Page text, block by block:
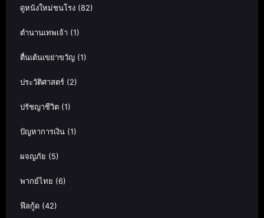
ดูหนังใหม่ชนโรง (82)
ตำนานเทพเจ้า (1)
ตื่นเต้นเขย่าขวัญ (1)
ประวัติศาสตร์ (2)
ปรัชญาชีวิต (1)
ปัญหาการเงิน (1)
ผจญภัย (5)
พากย์ไทย (6)
ฟีลกู้ด (42)